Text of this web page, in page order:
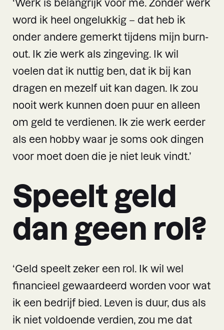
‘Werk is belangrijk voor me. Zonder werk
word ik heel ongelukkig – dat heb ik
onder andere gemerkt tijdens mijn burn-
out. Ik zie werk als zingeving. Ik wil
voelen dat ik nuttig ben, dat ik bij kan
dragen en mezelf uit kan dagen. Ik zou
nooit werk kunnen doen puur en alleen
om geld te verdienen. Ik zie werk eerder
als een hobby waar je soms ook dingen
voor moet doen die je niet leuk vindt.’
Speelt geld
dan geen rol?
‘Geld speelt zeker een rol. Ik wil wel
financieel gewaardeerd worden voor wat
ik een bedrijf bied. Leven is duur, dus als
ik niet voldoende verdien, zou me dat